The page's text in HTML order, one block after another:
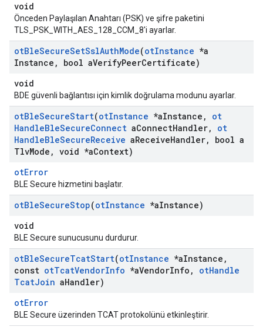
void
Önceden Paylaşılan Anahtarı (PSK) ve şifre paketini
TLS_PSK_WITH_AES_128_CCM_8'i ayarlar.
otBleSecureSetSslAuthMode(otInstance *a
Instance , bool aVerifyPeerCertificate)
void
BDE güvenli bağlantısı için kimlik doğrulama modunu ayarlar.
otBleSecureStart(otInstance *aInstance ,
ot
HandleBleSecureConnect aConnectHandler,
ot
HandleBleSecureReceive aReceiveHandler,
bool a
TlvMode , void *aContext)
otError
BLE Secure hizmetini başlatır.
otBleSecureStop(otInstance *aInstance)
void
BLE Secure sunucusunu durdurur.
otBleSecureTcatStart(otInstance *aInstance ,
const otTcatVendorInfo *aVendorInfo , otHandle
TcatJoin aHandler)
otError
BLE Secure üzerinden TCAT protokolünü etkinleştirir.